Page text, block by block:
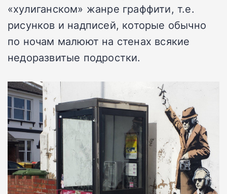
«хулиганском» жанре граффити, т.е.
рисунков и надписей, которые обычно
по ночам малюют на стенах всякие
недоразвитые подростки.